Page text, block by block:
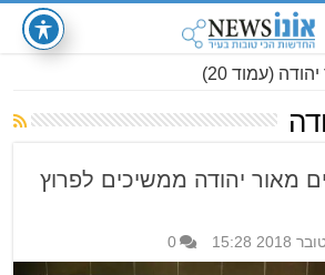
יהודה (עמוד 20)
מאור יהודה ממשיכים לפרוץ
0